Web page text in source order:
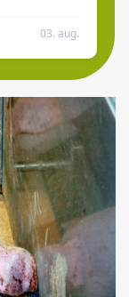
03. aug.